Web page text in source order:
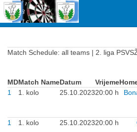
Match Schedule: all teams | 2. liga
MDMatch NameDatum Vrijeme
1
1. kolo 25.10.202320:00 h
1
1. kolo 25.10.202320:00 h